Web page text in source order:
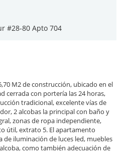
#28-80 Apto 704
M2 de construcción, ubicado en el
cerrada con portería las 24 horas,
tradicional, excelente vías de
2 alcobas la principal con baño y
zonas de ropa independiente,
útil, extrato 5. El apartamento
de iluminación de luces led, muebles
como también adecuación de